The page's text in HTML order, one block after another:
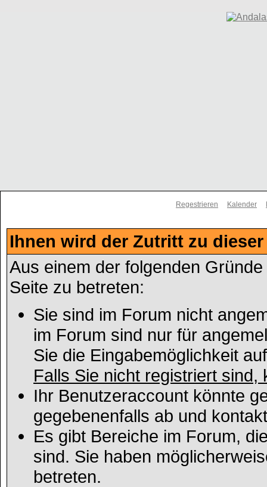
Regestrieren Kalender
Ihnen wird der Zutritt zu
Aus einem der folgenden
Seite zu betreten:
Sie sind im Forum nicht
im Forum sind nur für
Sie die Eingabemöglichkeit
Falls Sie nicht registriert sind,
Ihr Benutzeraccount könnte
gegebenenfalls ab und
Es gibt Bereiche im Forum,
sind. Sie haben
betreten.